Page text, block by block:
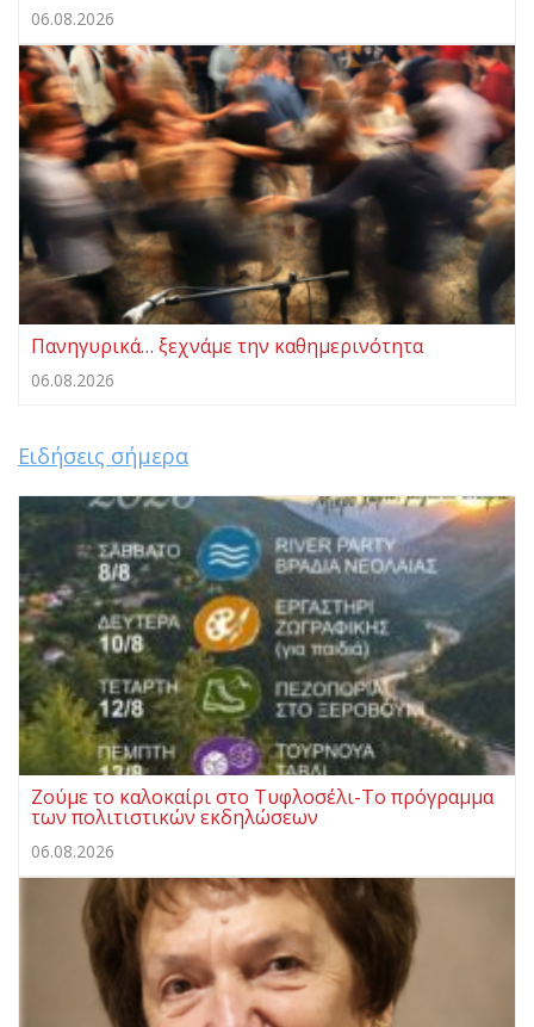
06.08.2026
Πανηγυρικά… ξεχνάμε την καθημερινότητα
06.08.2026
Ειδήσεις σήμερα
Ζούμε το καλοκαίρι στο Τυφλοσέλι-Το πρόγραμμα
των πολιτιστικών εκδηλώσεων
06.08.2026